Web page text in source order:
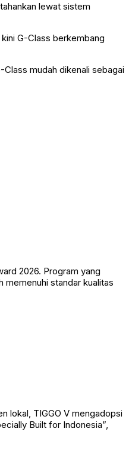
lewat sistem
G-Class berkembang
mudah dikenali sebagai
2026. Program yang
memenuhi standar kualitas
lokal, TIGGO V mengadopsi
Built for Indonesia”,